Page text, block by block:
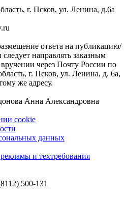
г. Псков, ул. Ленина, д.6а
ответа на публикацию/
направлять заказным
через Почту России по
г. Псков, ул. Ленина, д. 6а,
же адресу.
Анна Александровна
cookie
данных
и техтребования
500-131